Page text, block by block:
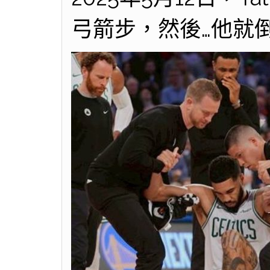
弓箭步，然後…他就